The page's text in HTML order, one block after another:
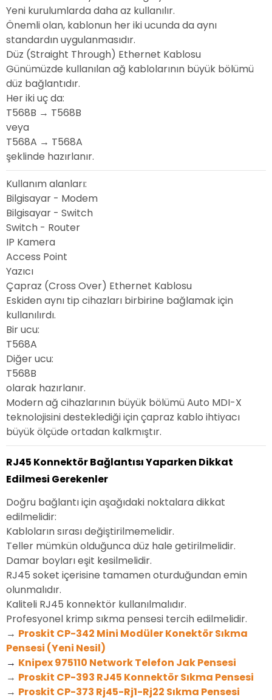
Yeni kurulumlarda daha az kullanılır.
Önemli olan, kablonun her iki ucunda da aynı
standardın uygulanmasıdır.
Düz (Straight Through) Ethernet Kablosu
Günümüzde kullanılan ağ kablolarının büyük bölümü
düz bağlantıdır.
Her iki uç da:
T568B → T568B
veya
T568A → T568A
şeklinde hazırlanır.
Kullanım alanları:
Bilgisayar - Modem
Bilgisayar - Switch
Switch - Router
IP Kamera
Access Point
Yazıcı
Çapraz (Cross Over) Ethernet Kablosu
Eskiden aynı tip cihazları birbirine bağlamak için
kullanılırdı.
Bir ucu:
T568A
Diğer ucu:
T568B
olarak hazırlanır.
Modern ağ cihazlarının büyük bölümü Auto MDI-X
teknolojisini desteklediği için çapraz kablo ihtiyacı
büyük ölçüde ortadan kalkmıştır.
RJ45 Konnektör Bağlantısı Yaparken Dikkat
Edilmesi Gerekenler
Doğru bağlantı için aşağıdaki noktalara dikkat
edilmelidir:
Kabloların sırası değiştirilmemelidir.
Teller mümkün olduğunca düz hale getirilmelidir.
Damar boyları eşit kesilmelidir.
RJ45 soket içerisine tamamen oturduğundan emin
olunmalıdır.
Kaliteli RJ45 konnektör kullanılmalıdır.
Profesyonel krimp sıkma pensesi tercih edilmelidir.
→ Proskit CP-342 Mini Modüler Konektör Sıkma
Pensesi (Yeni Nesil)
→ Knipex 975110 Network Telefon Jak Pensesi
→ Proskit CP-393 RJ45 Konnektör Sıkma Pensesi
→ Proskit CP-373 Rj45-Rj1-Rj22 Sıkma Pensesi